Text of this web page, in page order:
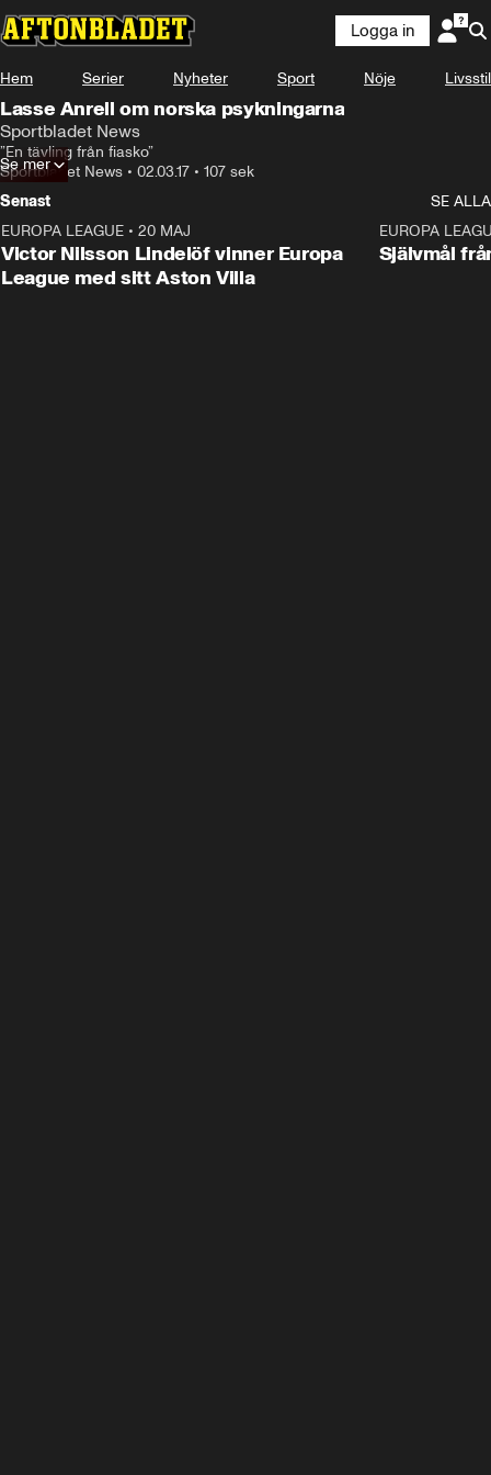
Logga in
Hem Serier Nyheter Sport Nöje Livsstil
Lasse Anrell om norska psykningarna
Sportbladet News
”En tävling från fiasko”
Sportbladet News • 02.03.17 • 107 sek
Se mer
Senast
SE ALLA
EUROPA LEAGUE • 20 MAJ
Victor Nilsson Lindelöf vinner Europa
League med sitt Aston Villa
EUROPA
Självmål